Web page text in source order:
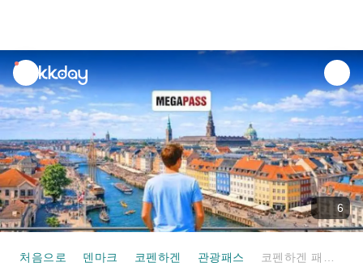
unread
notifications
6
처음으로 덴마크 코펜하겐 관광패스